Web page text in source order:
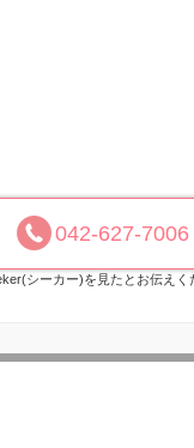
042-627-7006
シーカー)を見たとお伝えく